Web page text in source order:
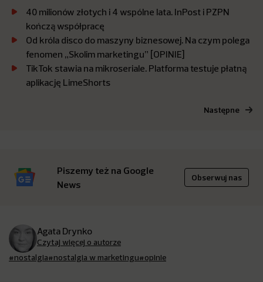
40 milionów złotych i 4 wspólne lata. InPost i PZPN
kończą współpracę
Od króla disco do maszyny biznesowej. Na czym polega
fenomen „Skolim marketingu” [OPINIE]
TikTok stawia na mikroseriale. Platforma testuje płatną
aplikację LimeShorts
Następne
Piszemy też na Google
News
Obserwuj nas
Agata Drynko
Czytaj więcej o autorze
#nostalgia#nostalgia w marketingu#opinie